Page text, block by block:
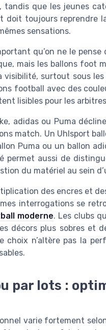
tandis que les jeunes
doit toujours reprendre
sensations.
qu’on ne le
mais les ballons foot
surtout sous
football avec des
lisibles pour les
adidas ou Puma
match. Un Uhlsport
Puma ou un ballon
permet aussi de
du matériel au sein
des encres et
interrogations se
moderne. Les clubs
décors plus sobres et
choix n’altère pas la
par lots :
varie fortement